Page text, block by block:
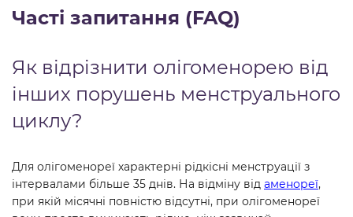
Часті запитання (FAQ)
Як відрізнити олігоменорею від
інших порушень менструального
циклу?
Для олігоменореї характерні рідкісні менструації з
інтервалами більше 35 днів. На відміну від аменореї,
при якій місячні повністю відсутні, при олігоменореї